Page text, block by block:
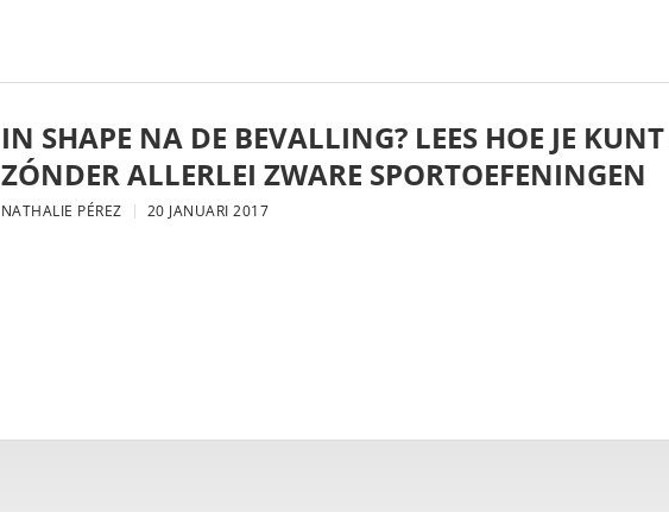
IN SHAPE NA DE BEVALLING? LEES HOE JE
ZÓNDER ALLERLEI ZWARE SPORTOEFENINGEN
NATHALIE PÉREZ 20 JANUARI 2017